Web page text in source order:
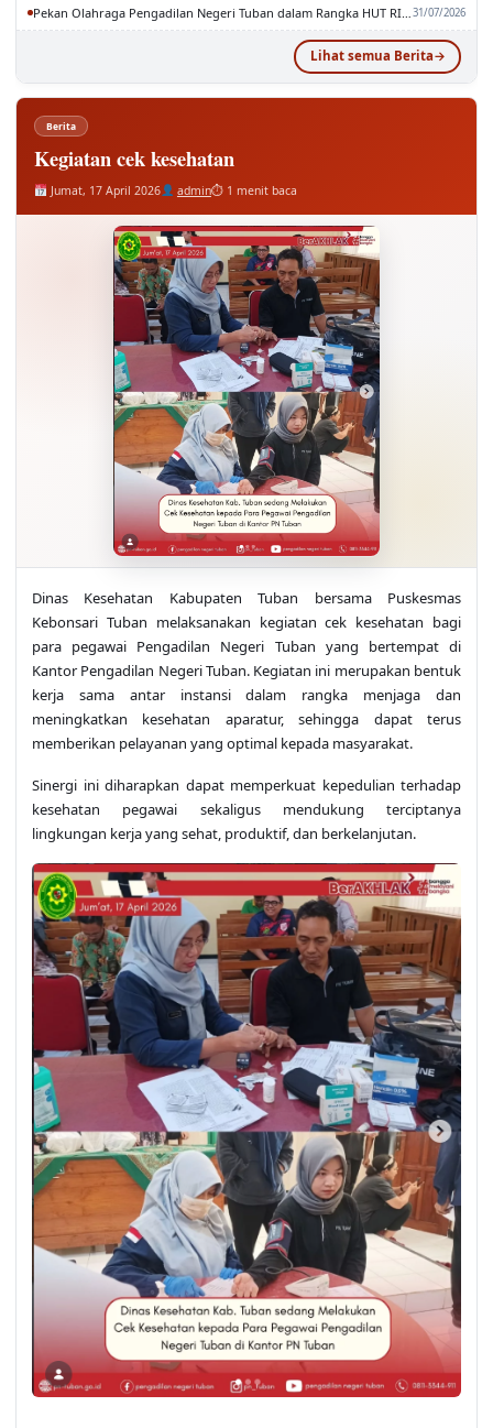
31/07/2026
Lihat semua Berita
Berita
Kegiatan cek kesehatan
Jumat, 17 April 2026 admin⏱ 1 menit baca
Dinas Kesehatan Kabupaten Tuban bersama Puskesmas
Kebonsari Tuban melaksanakan kegiatan cek kesehatan bagi
para pegawai Pengadilan Negeri Tuban yang bertempat di
Kantor Pengadilan Negeri Tuban. Kegiatan ini merupakan bentuk
kerja sama antar instansi dalam rangka menjaga dan
meningkatkan kesehatan aparatur, sehingga dapat terus
memberikan pelayanan yang optimal kepada masyarakat.
Sinergi ini diharapkan dapat memperkuat kepedulian terhadap
kesehatan pegawai sekaligus mendukung terciptanya
lingkungan kerja yang sehat, produktif, dan berkelanjutan.